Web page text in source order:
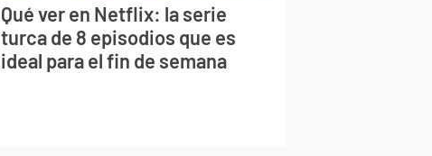
Qué ver en Netflix: la serie
turca de 8 episodios que es
ideal para el fin de semana